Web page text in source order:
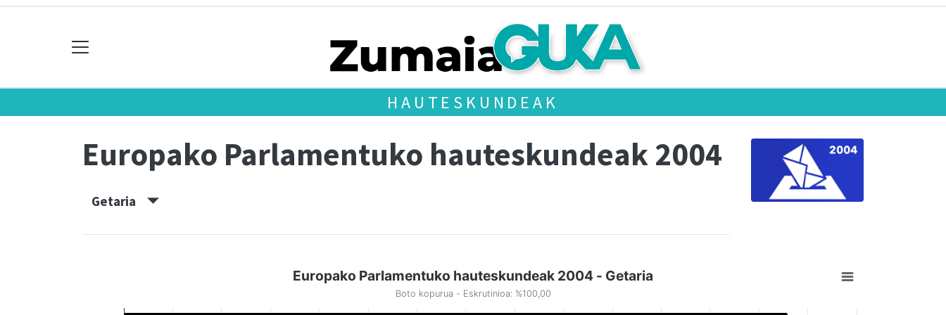
HAUTESKUNDEAK
Europako Parlamentuko hauteskundeak 2004
Getaria
Europako Parlamentuko hauteskundeak 2004 - Getaria
Boto kopurua - Eskrutinioa: %100,00